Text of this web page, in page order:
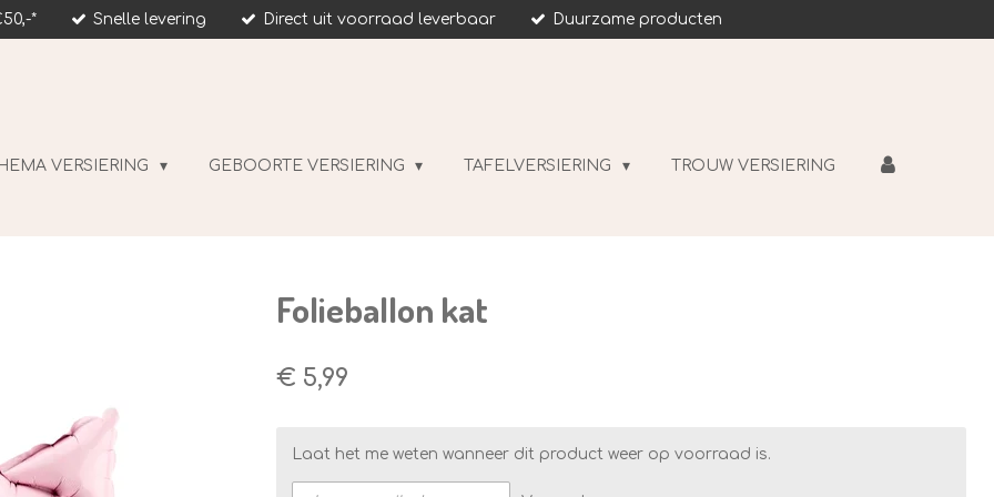
* Snelle levering Direct uit voorraad leverbaar Duurzame producten
VERSIERING GEBOORTE VERSIERING TAFELVERSIERING TROUW VERSIERING
Folieballon kat
€ 5,99
Laat het me weten wanneer dit product weer op voorraad is.